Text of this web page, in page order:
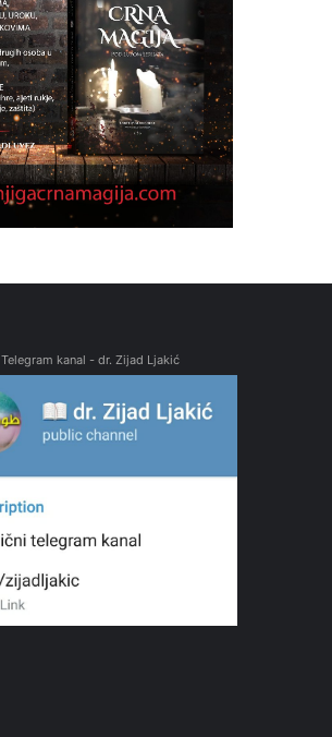
Telegram kanal - dr. Zijad Ljakić